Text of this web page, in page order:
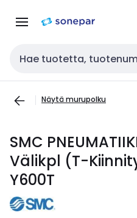
navigointiinsisältöön
Haku
Näytä murupolku
SMC
Välikpl (T-
Y600T